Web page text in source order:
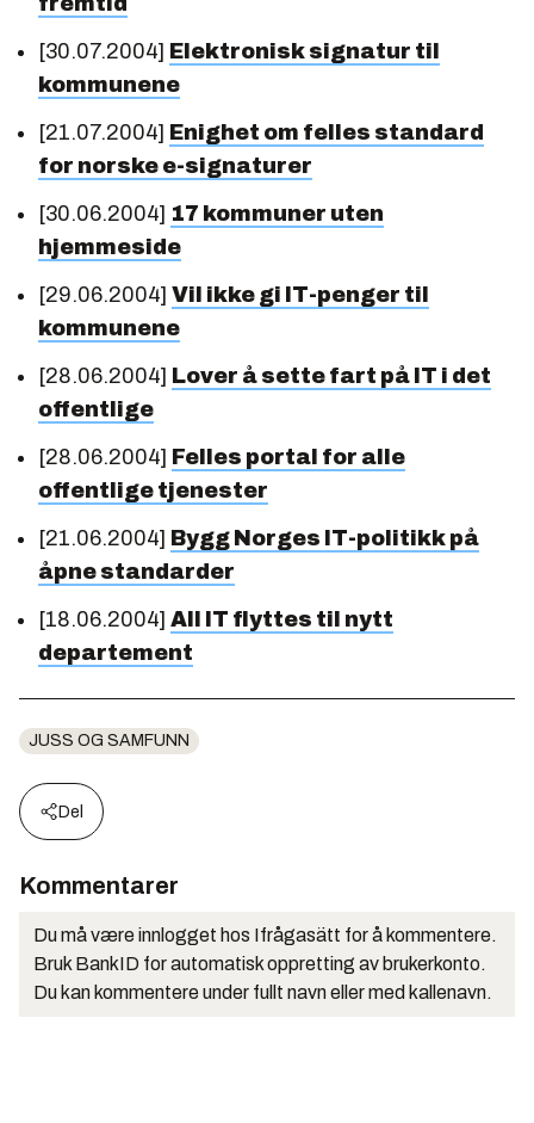
[30.07.2004] Elektronisk signatur til
kommunene
[21.07.2004] Enighet om felles standard
for norske e-signaturer
[30.06.2004] 17 kommuner uten
hjemmeside
[29.06.2004] Vil ikke gi IT-penger til
kommunene
[28.06.2004] Lover å sette fart på IT i det
offentlige
[28.06.2004] Felles portal for alle
offentlige tjenester
[21.06.2004] Bygg Norges IT-politikk på
åpne standarder
[18.06.2004] All IT flyttes til nytt
departement
JUSS OG SAMFUNN
Del
Kommentarer
Du må være innlogget hos Ifrågasätt for å kommentere.
Bruk BankID for automatisk oppretting av brukerkonto.
Du kan kommentere under fullt navn eller med kallenavn.